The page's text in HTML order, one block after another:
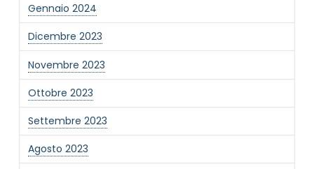
Gennaio 2024
Dicembre 2023
Novembre 2023
Ottobre 2023
Settembre 2023
Agosto 2023
Invia